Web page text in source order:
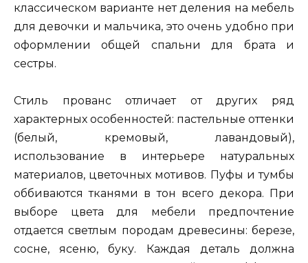
классическом варианте нет деления на мебель
для девочки и мальчика, это очень удобно при
оформлении общей спальни для брата и
сестры.
Стиль прованс отличает от других ряд
характерных особенностей: пастельные оттенки
(белый, кремовый, лавандовый),
использование в интерьере натуральных
материалов, цветочных мотивов. Пуфы и тумбы
оббиваются тканями в тон всего декора. При
выборе цвета для мебели предпочтение
отдается светлым породам древесины: березе,
сосне, ясеню, буку. Каждая деталь должна